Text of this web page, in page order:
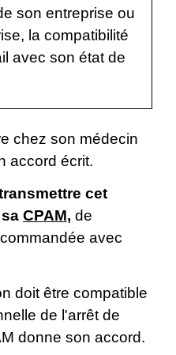
son entreprise ou
la compatibilité
avec son état de
chez son médecin
accord écrit.
cet
CPAM, de
avec
doit être compatible
de l'arrêt de
donne son accord.